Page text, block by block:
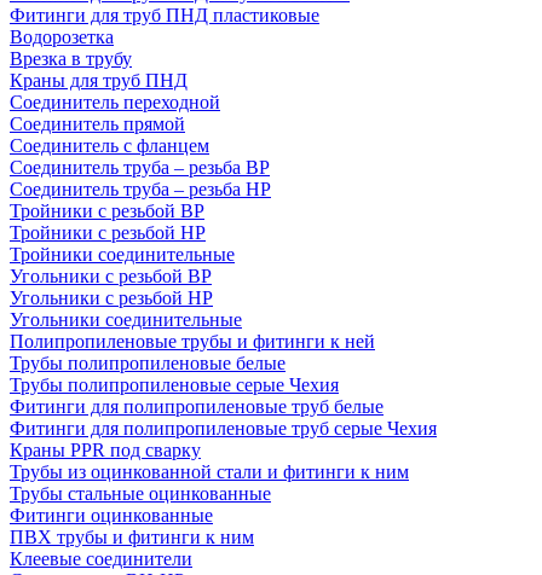
Фитинги для труб ПНД пластиковые
Водорозетка
Врезка в трубу
Краны для труб ПНД
Соединитель переходной
Соединитель прямой
Соединитель с фланцем
Соединитель труба – резьба ВР
Соединитель труба – резьба НР
Тройники с резьбой ВР
Тройники с резьбой НР
Тройники соединительные
Угольники с резьбой ВР
Угольники с резьбой НР
Угольники соединительные
Полипропиленовые трубы и фитинги к ней
Трубы полипропиленовые белые
Трубы полипропиленовые серые Чехия
Фитинги для полипропиленовые труб белые
Фитинги для полипропиленовые труб серые Чехия
Краны PPR под сварку
Трубы из оцинкованной стали и фитинги к ним
Трубы стальные оцинкованные
Фитинги оцинкованные
ПВХ трубы и фитинги к ним
Клеевые соединители